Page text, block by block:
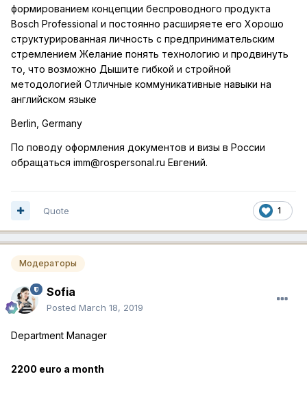
формированием концепции беспроводного продукта
Bosch Professional и постоянно расширяете его Хорошо
структурированная личность с предпринимательским
стремлением Желание понять технологию и продвинуть
то, что возможно Дышите гибкой и стройной
методологией Отличные коммуникативные навыки на
английском языке
Berlin, Germany
По поводу оформления документов и визы в России
обращаться imm@rospersonal.ru Евгений.
1
Quote
Модераторы
Sofia
Posted March 18, 2019
Department Manager
2200 euro a month